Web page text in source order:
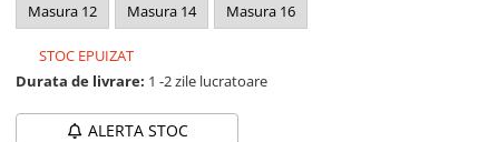
Masura 12 Masura 14 Masura 16
STOC EPUIZAT
Durata de livrare: 1 -2 zile lucratoare
ALERTA STOC